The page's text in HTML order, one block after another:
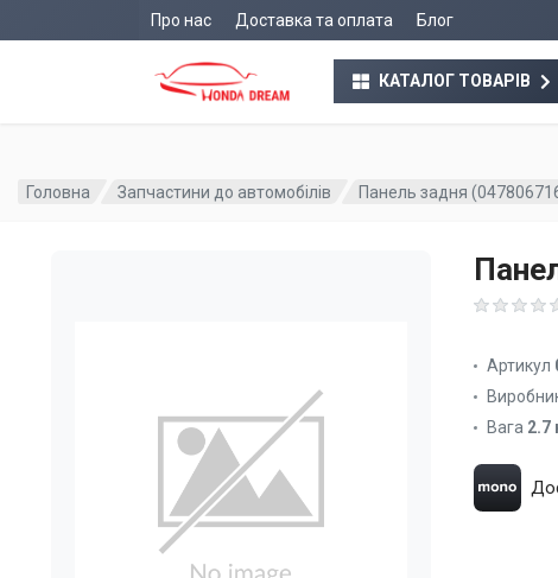
Про нас Доставка та оплата Блог
КАТАЛОГ ТОВАРІВ
Головна Запчастини до автомобілів Панель задня
Артикул
Вага 2.7